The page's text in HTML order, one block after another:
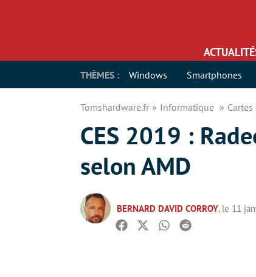
THÈMES : Windows Smartphones
Tomshardware.fr Informatique
CES 2019 :
selon AMD
BERNARD DAVID CORROY, le 11
Facebook
TwitterWhatsapp
Reddit